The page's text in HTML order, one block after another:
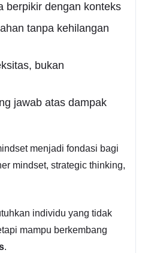
berpikir dengan konteks
tanpa kehilangan
bukan
jawab atas dampak
menjadi fondasi bagi
mindset, strategic thinking,
individu yang tidak
mampu berkembang
.